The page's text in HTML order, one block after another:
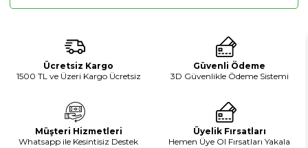
Ücretsiz Kargo
1500 TL ve Üzeri Kargo Ücretsiz
Güvenli Ödeme
3D Güvenlikle Ödeme Sistemi
Müşteri Hizmetleri
Whatsapp ile Kesintisiz Destek
Üyelik Fırsatları
Hemen Üye Ol Fırsatları Yakala